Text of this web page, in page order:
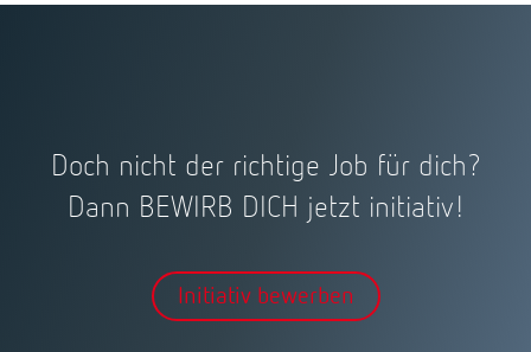
Doch nicht der richtige Job für dich?
Dann BEWIRB DICH jetzt initiativ!
Initiativ bewerben